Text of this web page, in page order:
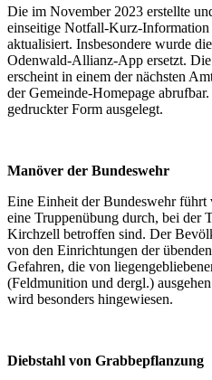
Die im November 2023 erstellte
einseitige Notfall-Kurz-
aktualisiert. Insbesondere wurde
Odenwald-Allianz-App ersetzt.
erscheint in einem der nächsten
der Gemeinde-Homepage
gedruckter Form ausgelegt.
Manöver der Bundeswehr
Eine Einheit der Bundeswehr
eine Truppenübung durch, bei der
Kirchzell betroffen sind. Der
von den Einrichtungen der
Gefahren, die von
(Feldmunition und dergl.)
wird besonders hingewiesen.
Diebstahl von Grabbepflanzung